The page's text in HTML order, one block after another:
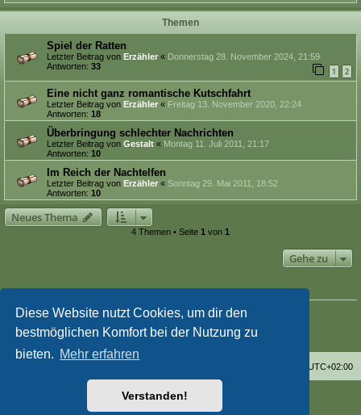
Diese Website nutzt Cookies, um dir den
bestmöglichen Komfort bei der Nutzung zu
bieten. Mehr erfahren
Verstanden!
Themen
Spiel der Ratten
Letzter Beitrag von Erzähler « Donnerstag 28. November 2024, 21:59
Antworten: 33 1 2
Eine nicht ganz romantische Kutschfahrt
Letzter Beitrag von Erzähler « Freitag 13. November 2020, 22:24
Antworten: 18
Überbringung schlechter Nachrichten
Letzter Beitrag von Gestalt « Montag 11. Juli 2011, 21:17
Antworten: 10
Im Reich der Nachtelfen
Letzter Beitrag von Erzähler « Sonntag 29. Mai 2011, 18:52
Antworten: 10
Neues Thema
4 Themen • Seite 1 von 1
Gehe zu
Du darfst keineneuen Themen in diesem Forum erstellen.
Du darfstkeine Antworten zu Themen in diesem Forum erstellen.
Du darfst deine Beiträge in diesem Forum nicht ändern.
Du darfst deine Beiträge in diesem Forum
UTC+02:00
Powered byphpBB® Forum Software © phpBB Limited
phpBB.de